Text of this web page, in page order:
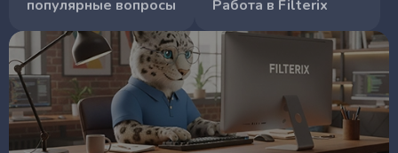
популярные вопросы
Работа в Filterix